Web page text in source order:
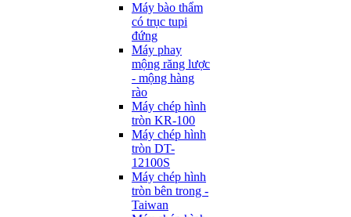
Máy bào thẩm
có trục tupi
đứng
Máy phay
mộng răng lược
- mộng hàng
rào
Máy chép hình
tròn KR-100
Máy chép hình
tròn DT-
12100S
Máy chép hình
tròn bên trong -
Taiwan